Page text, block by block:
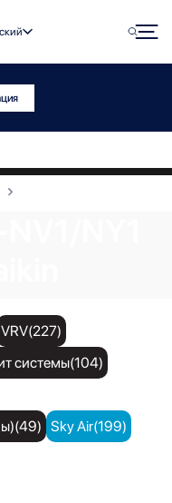
VRV(227)
системы(104)
Sky Air(199)